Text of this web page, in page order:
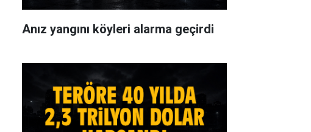
Anız yangını köyleri alarma geçirdi